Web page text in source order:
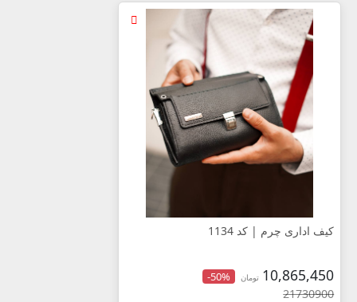
کیف اداری چرم | کد 1134
10,865,450 تومان -50%
21730900